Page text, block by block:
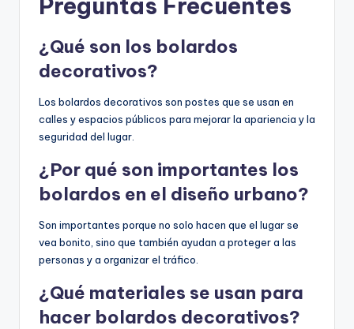
Preguntas Frecuentes
¿Qué son los bolardos
decorativos?
Los bolardos decorativos son postes que se usan en
calles y espacios públicos para mejorar la apariencia y la
seguridad del lugar.
¿Por qué son importantes los
bolardos en el diseño urbano?
Son importantes porque no solo hacen que el lugar se
vea bonito, sino que también ayudan a proteger a las
personas y a organizar el tráfico.
¿Qué materiales se usan para
hacer bolardos decorativos?